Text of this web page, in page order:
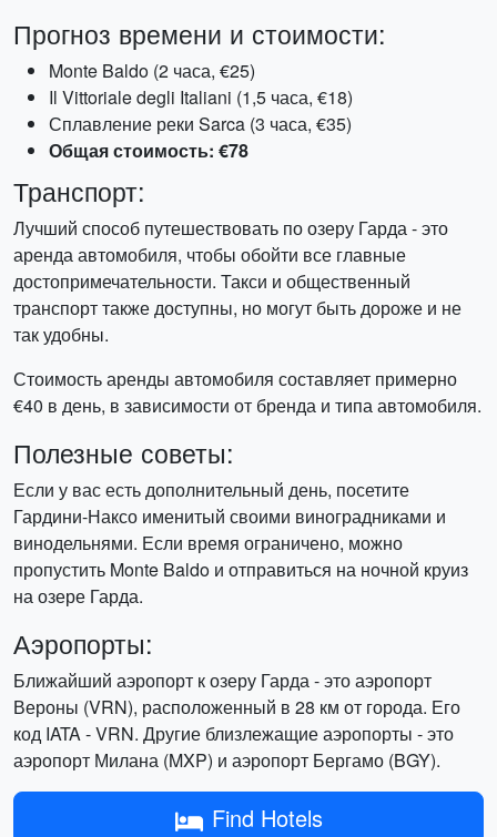
Прогноз времени и стоимости:
Monte Baldo (2 часа, €25)
Il Vittoriale degli Italiani (1,5 часа, €18)
Сплавление реки Sarca (3 часа, €35)
Общая стоимость: €78
Транспорт:
Лучший способ путешествовать по озеру Гарда - это
аренда автомобиля, чтобы обойти все главные
достопримечательности. Такси и общественный
транспорт также доступны, но могут быть дороже и не
так удобны.
Стоимость аренды автомобиля составляет примерно
€40 в день, в зависимости от бренда и типа автомобиля.
Полезные советы:
Если у вас есть дополнительный день, посетите
Гардини-Наксо именитый своими виноградниками и
винодельнями. Если время ограничено, можно
пропустить Monte Baldo и отправиться на ночной круиз
на озере Гарда.
Аэропорты:
Ближайший аэропорт к озеру Гарда - это аэропорт
Вероны (VRN), расположенный в 28 км от города. Его
код IATA - VRN. Другие близлежащие аэропорты - это
аэропорт Милана (MXP) и аэропорт Бергамо (BGY).
Find Hotels